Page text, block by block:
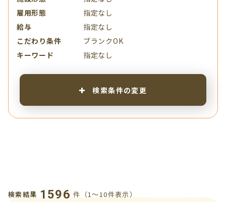
雇用形態
指定なし
給与
指定なし
こだわり条件
ブランクOK
キーワード
指定なし
検索条件の変更
検索結果 1596 件（1〜10件表示）